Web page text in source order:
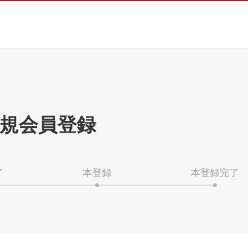
会員登録
本登録 本登録完了